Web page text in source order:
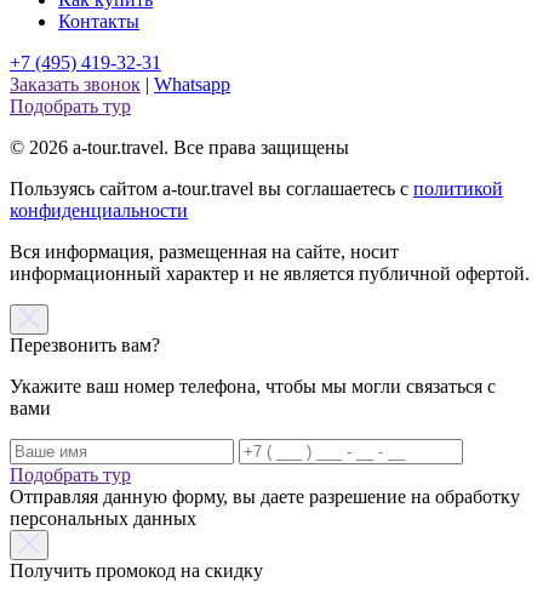
Контакты
+7 (495) 419-32-31
Заказать звонок | Whatsapp
Подобрать тур
© 2026 a-tour.travel. Все права защищены
Пользуясь сайтом a-tour.travel вы соглашаетесь с политикой
конфиденциальности
Вся информация, размещенная на сайте, носит
информационный характер и не является публичной офертой.
Перезвонить вам?
Укажите ваш номер телефона, чтобы мы могли связаться с
вами
Подобрать тур
Отправляя данную форму, вы даете разрешение на обработку
персональных данных
Получить промокод на скидку